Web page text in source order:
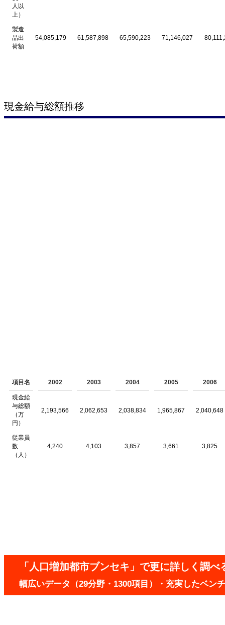
人以
上）
製造
品出
荷額
54,085,179 61,587,898 65,590,223 71,146,027
現金給与総額推移
項目名 2002 2003 2004 2005 2006
現金給
与総額
（万
円）
2,193,566 2,062,653 2,038,834 1,965,867 2,040,648
従業員
数
（人）
4,240 4,103 3,857 3,661 3,825
「人口増加都市ブンセキ」で更に詳しく調べ
幅広いデータ（29分野・1300項目）・充実したベン